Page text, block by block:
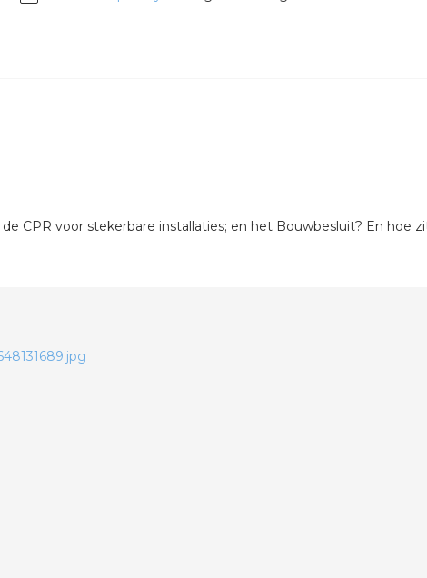
de CPR voor stekerbare installaties; en het Bouwbesluit? En hoe